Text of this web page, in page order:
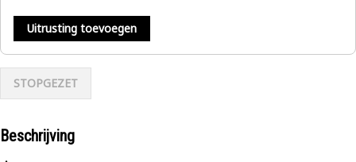
Uitrusting toevoegen
STOPGEZET
Beschrijving